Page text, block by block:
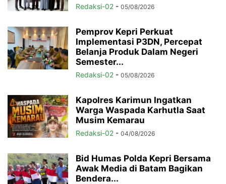
Redaksi-02 - 05/08/2026
Pemprov Kepri Perkuat
Implementasi P3DN, Percepat
Belanja Produk Dalam Negeri
Semester...
Redaksi-02 - 05/08/2026
Kapolres Karimun Ingatkan
Warga Waspada Karhutla Saat
Musim Kemarau
Redaksi-02 - 04/08/2026
Bid Humas Polda Kepri Bersama
Awak Media di Batam Bagikan
Bendera...